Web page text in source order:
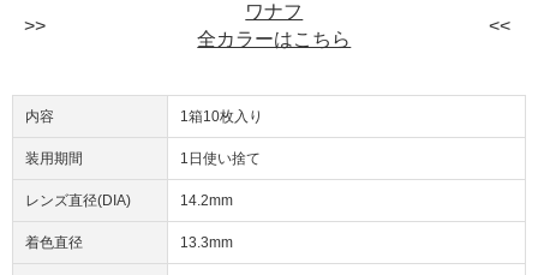
ワナフ
全カラーはこちら
内容 1箱10枚入り
装用期間 1日使い捨て
レンズ直径(DIA) 14.2mm
着色直径 13.3mm